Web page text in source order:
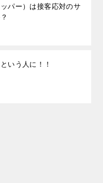
パー）は接客応対のサ
いう人に！！